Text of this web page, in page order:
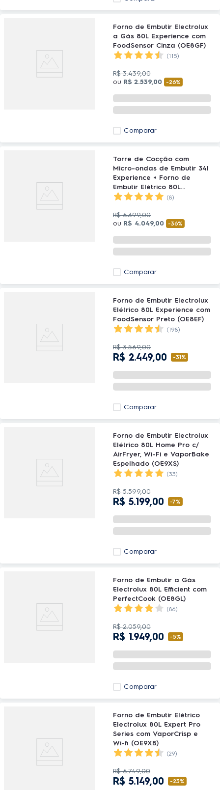
Forno de Embutir Electrolux
a Gás 80L Experience com
FoodSensor Cinza (OE8GF)
(115)
R$ 3.439,00
ou R$ 2.539,00 -26%
Comparar
Torre de Cocção com
Micro-ondas de Embutir 34l
Experience + Forno de
Embutir Elétrico 80L
Experience com FoodSensor
(8)
R$ 6.399,00
ou R$ 4.049,00 -36%
Comparar
Forno de Embutir Electrolux
Elétrico 80L Experience com
FoodSensor Preto (OE8EF)
(198)
R$ 3.569,00
R$ 2.449,00 -31%
Comparar
Forno de Embutir Electrolux
Elétrico 80L Home Pro c/
AirFryer, Wi-Fi e VaporBake
Espelhado (OE9XS)
(33)
R$ 5.599,00
R$ 5.199,00 -7%
Comparar
Forno de Embutir a Gás
Electrolux 80L Efficient com
PerfectCook (OE8GL)
(86)
R$ 2.059,00
R$ 1.949,00 -5%
Comparar
Forno de Embutir Elétrico
Electrolux 80L Expert Pro
Series com VaporCrisp e
Wi-fi (OE9XB)
(29)
R$ 6.749,00
R$ 5.149,00 -23%